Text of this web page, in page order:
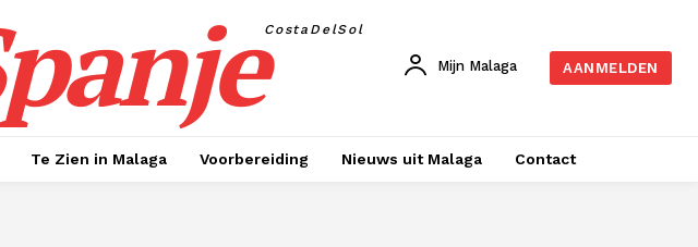
CostaDelSol
Mijn Malaga AANMELDEN
Te Zien in Malaga Voorbereiding Nieuws uit Malaga Contact